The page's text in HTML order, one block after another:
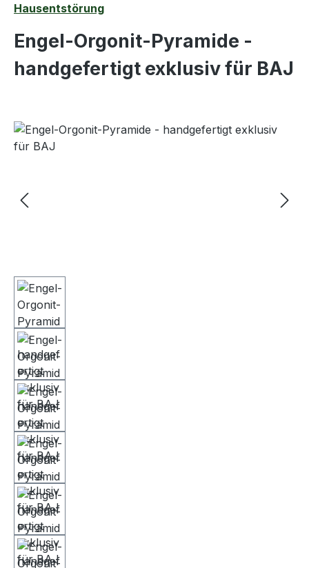
Hausentstörung
Engel-Orgonit-Pyramide -
handgefertigt exklusiv für BAJ
Bildergalerie überspringen